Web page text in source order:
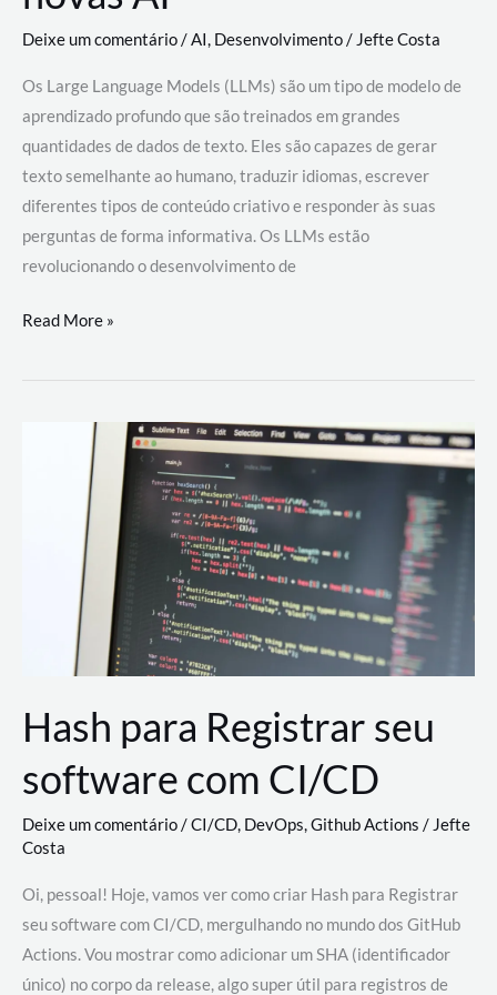
Deixe um comentário/AI, Desenvolvimento/ Jefte Costa
Os Large Language Models (LLMs) são um tipo de modelo de
aprendizado profundo que são treinados em grandes
quantidades de dados de texto. Eles são capazes de gerar
texto semelhante ao humano, traduzir idiomas, escrever
diferentes tipos de conteúdo criativo e responder às suas
perguntas de forma informativa. Os LLMs estão
revolucionando o desenvolvimento de
Large
Models
revolucionando
desenvolvimento
Read More »
Hash para Registrar seu
software com CI/CD
Deixe um comentário/CI/CD, DevOps,Github Actions /Jefte
Costa
Oi, pessoal! Hoje, vamos ver como criar Hash para Registrar
seu software com CI/CD, mergulhando no mundo dos GitHub
Actions. Vou mostrar como adicionar um SHA (identificador
único) no corpo da release, algo super útil para registros de